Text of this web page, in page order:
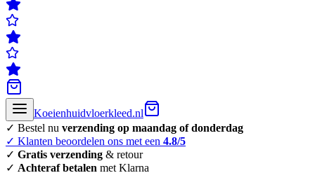
Koeienhuidvloerkleed.nl
✓ Bestel nu verzending op maandag of donderdag
✓ Klanten beoordelen ons met een 4.8/5
✓ Gratis verzending & retour
✓ Achteraf betalen met Klarna